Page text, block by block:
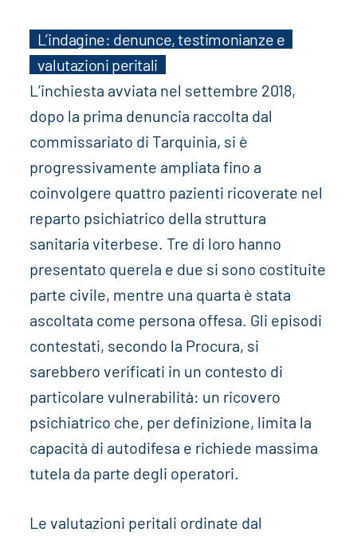
L’indagine: denunce, testimonianze e
valutazioni peritali
L’inchiesta avviata nel settembre 2018,
dopo la prima denuncia raccolta dal
commissariato di Tarquinia, si è
progressivamente ampliata fino a
coinvolgere quattro pazienti ricoverate nel
reparto psichiatrico della struttura
sanitaria viterbese. Tre di loro hanno
presentato querela e due si sono costituite
parte civile, mentre una quarta è stata
ascoltata come persona offesa. Gli episodi
contestati, secondo la Procura, si
sarebbero verificati in un contesto di
particolare vulnerabilità: un ricovero
psichiatrico che, per definizione, limita la
capacità di autodifesa e richiede massima
tutela da parte degli operatori.
Le valutazioni peritali ordinate dal